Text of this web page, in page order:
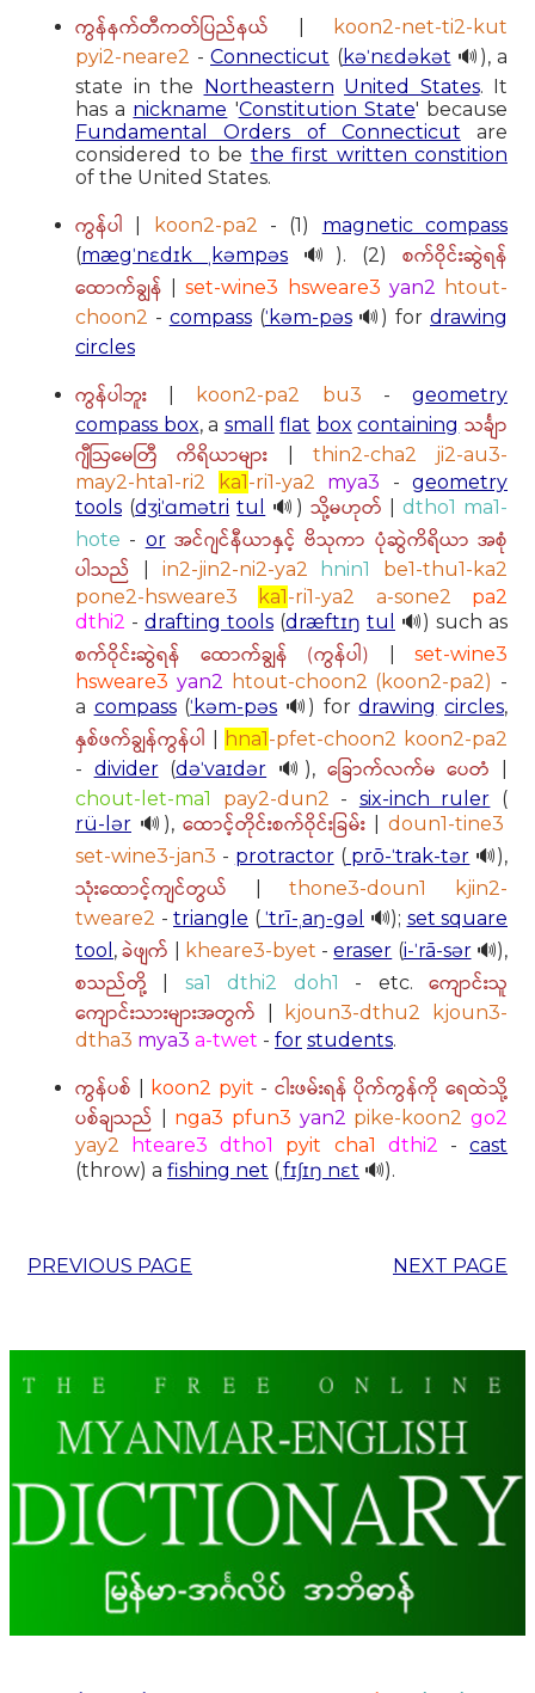
ကွန်နက်တီကတ်ပြည်နယ်
koon2-net-ti2-kut
pyi2-neare2 - Connecticut (kəˈnɛdəkət 🔊), a
state in the Northeastern United States. It
has a nickname 'Constitution State' because
Fundamental Orders of Connecticut are
considered to be the first written constition
of the United States.
ကွန်ပါ koon2-pa2 - (1) magnetic compass
(mægˈnɛdɪk ˌkəmpəs 🔊). (2)စက်ဝိုင်းဆွဲရန်
ထောက်ချွန် |set-wine3 hsweare3 yan2
htout-
choon2 - compass(ˈkəm-pəs🔊) fordrawing
circles
ကွန်ပါဘူး koon2-pa2 bu3 -geometry
compass box, a small flat box containing သင်္ချာ
ဂျီဩမေတြီ ကိရိယာများ
thin2-cha2 ji2-au3-
may2-hta1-ri2
ka1-ri1-ya2 mya3 - geometry
tools (dʒiˈɑmətri tul 🔊) သို့မဟုတ်
dtho1 ma1-
hote - or အင်ဂျင်နီယာနှင့် ဗိသုကာ ပုံဆွဲကိရိယာ အစုံ
ပါသည်
in2-jin2-ni2-ya2 hnin1
be1-thu1-ka2
pone2-hsweare3
ka1-ri1-ya2 a-sone2
pa2
dthi2 - drafting tools (dræftɪŋ tul 🔊) such as
စက်ဝိုင်းဆွဲရန် ထောက်ချွန် (ကွန်ပါ)
set-wine3
hsweare3 yan2 htout-choon2 (koon2-pa2) -
a compass(ˈkəm-pəs 🔊) fordrawing circles,
နှစ်ဖက်ချွန်ကွန်ပါ hna1-pfet-choon2 koon2-pa2
- divider(dəˈvaɪdər 🔊), ခြောက်လက်မ ပေတံ
chout-let-ma1
pay2-dun2 - six-inch ruler (
rü-lər 🔊), ထောင့်တိုင်းစက်ဝိုင်းခြမ်း
doun1-tine3
set-wine3-jan3 - protractor(prō-ˈtrak-tər 🔊),
သုံးထောင့်ကျင်တွယ် |thone3-doun1 kjin2-
tweare2 - triangle (ˈtrī-ˌaŋ-gəl 🔊); set square
tool ,ခဲဖျက် kheare3-byet -eraser (i-ˈrā-sər🔊),
စသည်တို့ sa1 dthi2 doh1 - etc.ကျောင်းသူ
ကျောင်းသားများအတွက်
kjoun3-dthu2 kjoun3-
dtha3 mya3 a-twet - for students.
ကွန်ပစ် koon2 pyit - ငါးဖမ်းရန် ပိုက်ကွန်ကို ရေထဲသို့
ပစ်ချသည်
nga3 pfun3 yan2 pike-koon2 go2
yay2
hteare3 dtho1 pyit cha1 dthi2 -cast
(throw) a fishing net (ˌfɪʃɪŋ nɛt 🔊).
PREVIOUS PAGE NEXT PAGE